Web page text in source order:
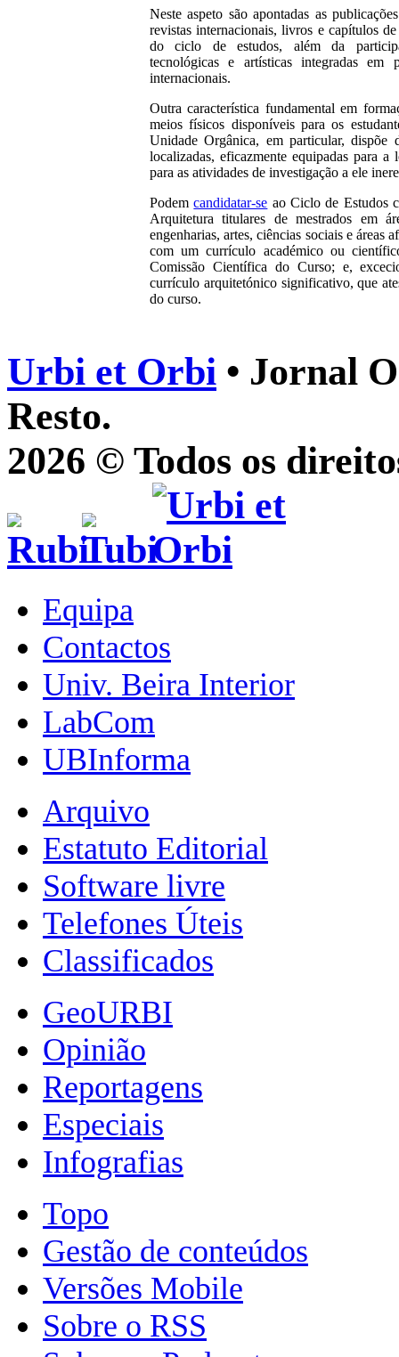
Neste aspeto são apontadas as
revistas internacionais, livros e capítulos
do ciclo de estudos, além da
tecnológicas e artísticas integradas em
internacionais.
Outra característica fundamental em
meios físicos disponíveis para os
Unidade Orgânica, em particular, dispõe
localizadas, eficazmente equipadas para
para as atividades de investigação a ele
Podemcandidatar-se ao Ciclo de Estudos
Arquitetura titulares de mestrados em
engenharias, artes, ciências sociais e áreas
com um currículo académico ou
Comissão Científica do Curso; e,
currículo arquitetónico significativo, que
do curso.
Urbi et Orbi • Jornal
Resto.
2026 © Todos os
Equipa
Contactos
Univ. Beira Interior
LabCom
UBInforma
Arquivo
Estatuto Editorial
Software livre
Telefones Úteis
Classificados
GeoURBI
Opinião
Reportagens
Especiais
Infografias
Topo
Gestão de conteúdos
Versões Mobile
Sobre o RSS